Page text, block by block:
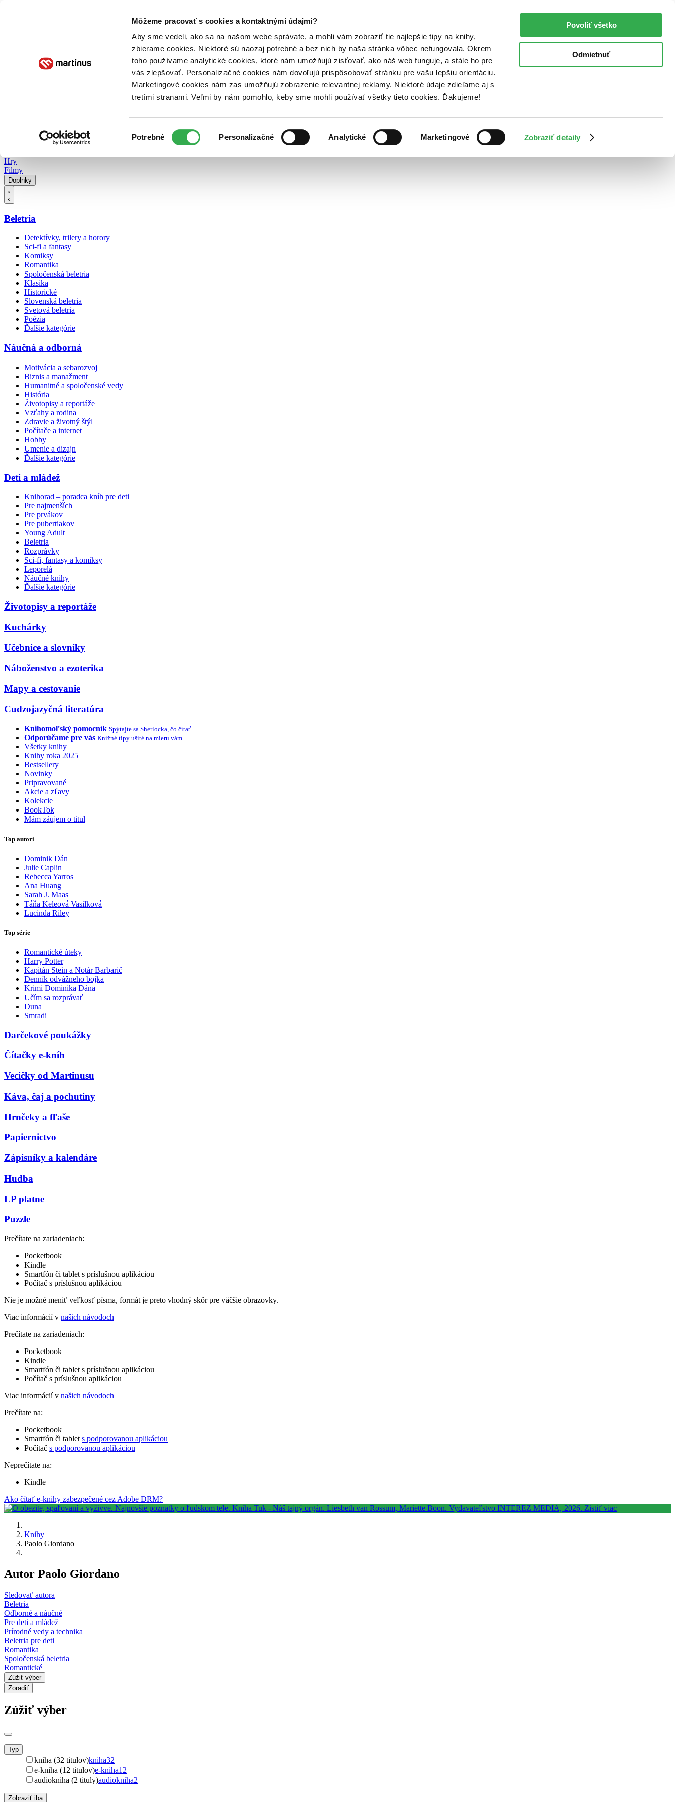
Môžeme pracovať s cookies a kontaktnými údajmi?
Aby sme vedeli, ako sa na našom webe správate, a mohli vám zobraziť tie najlepšie tipy na knihy,
zbierame cookies. Niektoré sú naozaj potrebné a bez nich by naša stránka vôbec nefungovala. Okrem
toho používame analytické cookies, ktoré nám umožňujú zisťovať, ako náš web funguje, a stále ho pre
vás zlepšovať. Personalizačné cookies nám dovoľujú prispôsobovať stránku pre vašu lepšiu orientáciu.
Marketingové cookies nám zas umožňujú zobrazenie relevantnej reklamy. Niektoré údaje zdieľame aj s
tretími stranami. Veľmi by nám pomohlo, keby sme mohli používať všetky tieto cookies. Ďakujeme!
súhlasu
Potrebné Personalizačné Analytické Marketingové Zobraziť detaily
Povoliť všetko
Odmietnuť
Poukážky Kontakt
Hry
Filmy
Doplnky
Beletria
Detektívky, trilery a horory
Sci-fi a fantasy
Komiksy
Romantika
Spoločenská beletria
Klasika
Historické
Slovenská beletria
Svetová beletria
Poézia
Ďalšie kategórie
Náučná a odborná
Motivácia a sebarozvoj
Biznis a manažment
Humanitné a spoločenské vedy
História
Životopisy a reportáže
Vzťahy a rodina
Zdravie a životný štýl
Počítače a internet
Hobby
Umenie a dizajn
Ďalšie kategórie
Deti a mládež
Knihorad – poradca kníh pre deti
Pre najmenších
Pre prvákov
Pre pubertiakov
Young Adult
Beletria
Rozprávky
Sci-fi, fantasy a komiksy
Leporelá
Náučné knihy
Ďalšie kategórie
Životopisy a reportáže
Kuchárky
Učebnice a slovníky
Náboženstvo a ezoterika
Mapy a cestovanie
Cudzojazyčná literatúra
Knihomoľský pomocník Spýtajte sa Sherlocka, čo čítať
Odporúčame pre vás Knižné tipy ušité na mieru vám
Všetky knihy
Knihy roka 2025
Bestsellery
Novinky
Pripravované
Akcie a zľavy
Kolekcie
BookTok
Mám záujem o titul
Top autori
Dominik Dán
Julie Caplin
Rebecca Yarros
Ana Huang
Sarah J. Maas
Táňa Keleová Vasilková
Lucinda Riley
Top série
Romantické úteky
Harry Potter
Kapitán Stein a Notár Barbarič
Denník odvážneho bojka
Krimi Dominika Dána
Učím sa rozprávať
Duna
Smradi
Darčekové poukážky
Čítačky e-kníh
Vecičky od Martinusu
Káva, čaj a pochutiny
Hrnčeky a fľaše
Papiernictvo
Zápisníky a kalendáre
Hudba
LP platne
Puzzle
Prečítate na zariadeniach:
Pocketbook
Kindle
Smartfón či tablet s príslušnou aplikáciou
Počítač s príslušnou aplikáciou
Nie je možné meniť veľkosť písma, formát je preto vhodný skôr pre väčšie obrazovky.
Viac informácií v našich návodoch
Prečítate na zariadeniach:
Pocketbook
Kindle
Smartfón či tablet s príslušnou aplikáciou
Počítač s príslušnou aplikáciou
Viac informácií v našich návodoch
Prečítate na:
Pocketbook
Smartfón či tablet s podporovanou aplikáciou
Počítač s podporovanou aplikáciou
Neprečítate na:
Kindle
Ako čítať e-knihy zabezpečené cez Adobe DRM?
Knihy
Paolo Giordano
Autor Paolo Giordano
Sledovať autora
Beletria
Odborné a náučné
Pre deti a mládež
Prírodné vedy a technika
Beletria pre deti
Romantika
Spoločenská beletria
Romantické
Zúžiť výber
Zoradiť
Zúžiť výber
Typ
kniha (32 titulov)kniha32
e-kniha (12 titulov)e-kniha12
audiokniha (2 tituly)audiokniha2
Zobraziť iba